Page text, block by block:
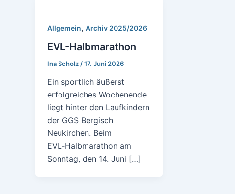
Allgemein, Archiv 2025/2026
EVL-Halbmarathon
Ina Scholz /17. Juni 2026
Ein sportlich äußerst
erfolgreiches Wochenende
liegt hinter den Laufkindern
der GGS Bergisch
Neukirchen. Beim
EVL‑Halbmarathon am
Sonntag, den 14. Juni […]